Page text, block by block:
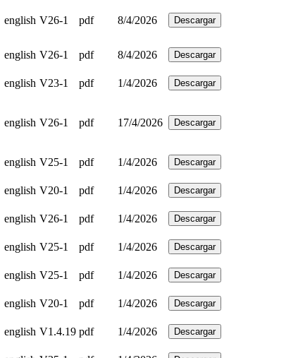
english V26-1 pdf 8/4/2026 Descargar
english V26-1 pdf 8/4/2026 Descargar
english V23-1 pdf 1/4/2026 Descargar
english V26-1 pdf 17/4/2026 Descargar
english V25-1 pdf 1/4/2026 Descargar
english V20-1 pdf 1/4/2026 Descargar
english V26-1 pdf 1/4/2026 Descargar
english V25-1 pdf 1/4/2026 Descargar
english V25-1 pdf 1/4/2026 Descargar
english V20-1 pdf 1/4/2026 Descargar
english V1.4.19 pdf 1/4/2026 Descargar